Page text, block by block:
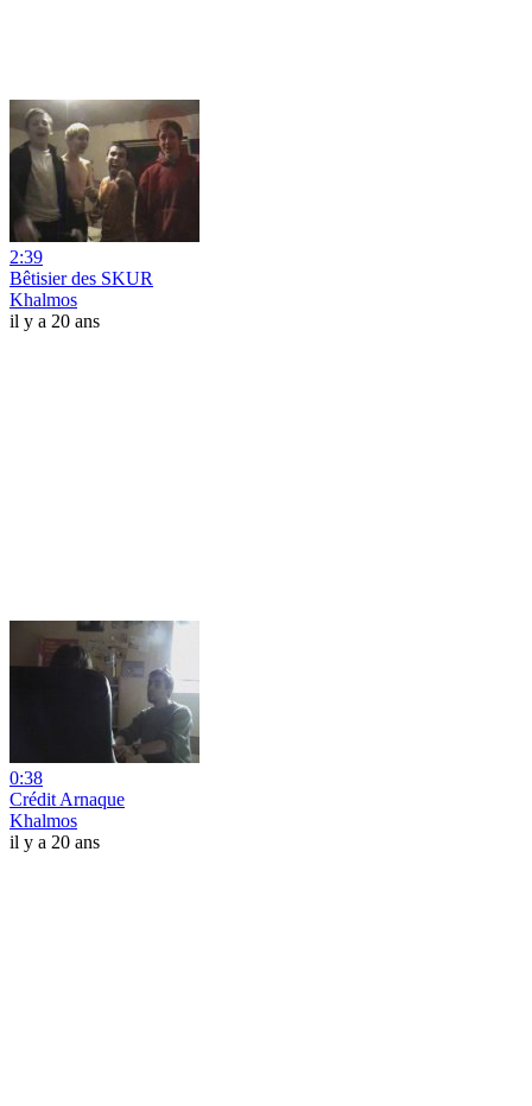
2:39
Bêtisier des SKUR
Khalmos
il y a 20 ans
0:38
Crédit Arnaque
Khalmos
il y a 20 ans